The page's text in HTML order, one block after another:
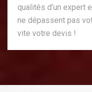
qualités d’un expert
ne dépassent pas
vite votre devis !